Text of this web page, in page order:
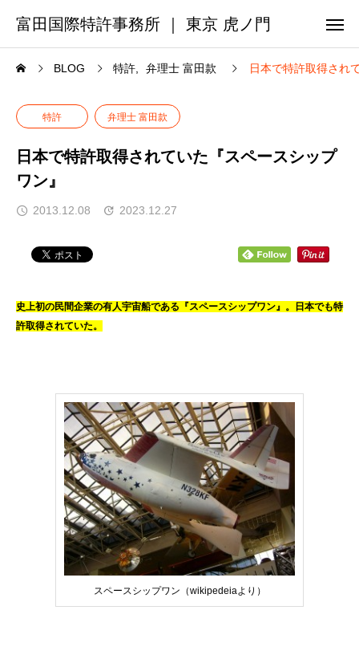
富田国際特許事務所 ｜ 東京 虎ノ門
BLOG 特許 弁理士 富田款 日本で特許取得され
特許 弁理士 富田款
日本で特許取得されていた『スペースシップ
ワン』
2013.12.08 2023.12.27
史上初の民間企業の有人宇宙船である『スペースシップワン』。日本でも特
許取得されていた。
スペースシップワン（wikipedeiaより）